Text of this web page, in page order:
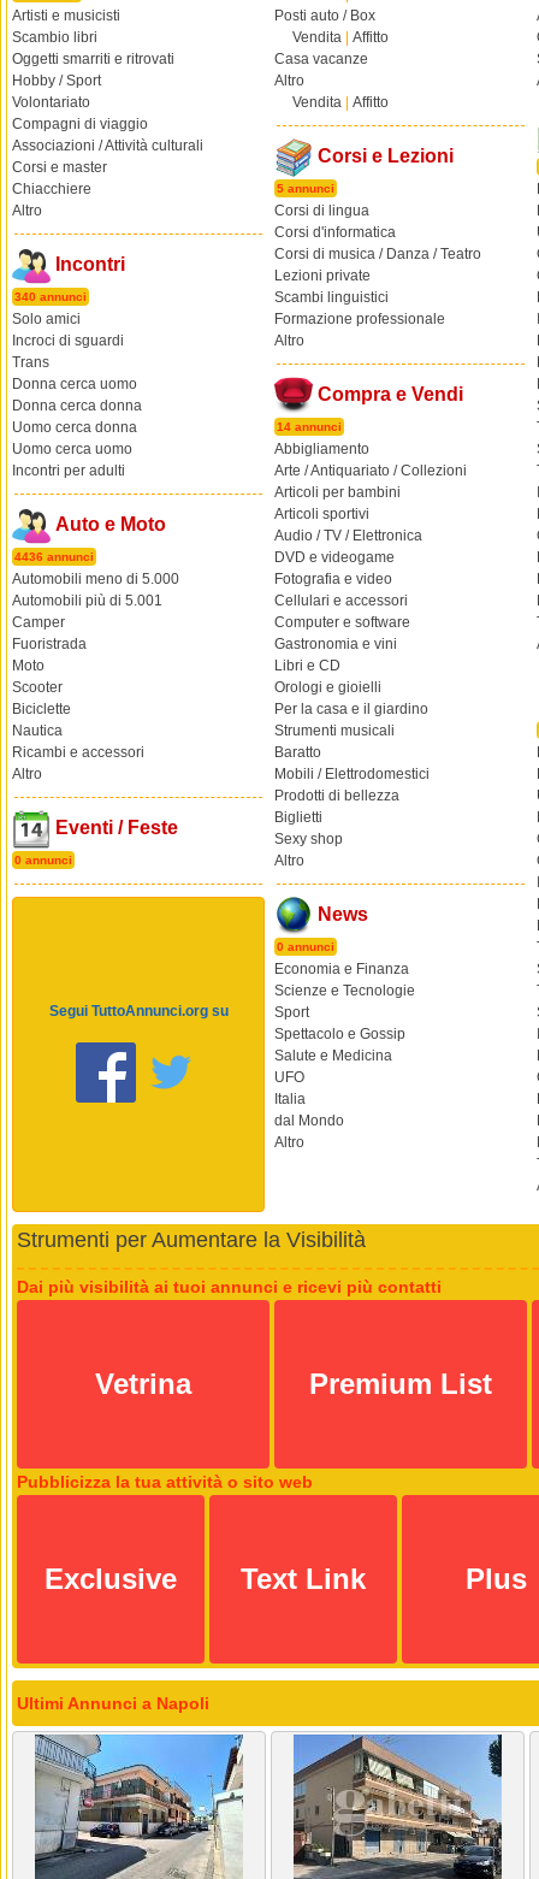
Artisti e musicisti
Scambio libri
Oggetti smarriti e ritrovati
Hobby / Sport
Volontariato
Compagni di viaggio
Associazioni / Attività culturali
Corsi e master
Chiacchiere
Altro
Incontri
340 annunci
Solo amici
Incroci di sguardi
Trans
Donna cerca uomo
Donna cerca donna
Uomo cerca donna
Uomo cerca uomo
Incontri per adulti
Auto e Moto
4436 annunci
Automobili meno di 5.000
Automobili più di 5.001
Camper
Fuoristrada
Moto
Scooter
Biciclette
Nautica
Ricambi e accessori
Altro
Eventi / Feste
0 annunci
Segui TuttoAnnunci.org su
Posti auto / Box
Vendita
Affitto
Casa vacanze
Altro
Vendita
Affitto
Corsi e Lezioni
5 annunci
Corsi di lingua
Corsi d'informatica
Corsi di musica / Danza / Teatro
Lezioni private
Scambi linguistici
Formazione professionale
Altro
Compra e Vendi
14 annunci
Abbigliamento
Arte / Antiquariato / Collezioni
Articoli per bambini
Articoli sportivi
Audio / TV / Elettronica
DVD e videogame
Fotografia e video
Cellulari e accessori
Computer e software
Gastronomia e vini
Libri e CD
Orologi e gioielli
Per la casa e il giardino
Strumenti musicali
Baratto
Mobili / Elettrodomestici
Prodotti di bellezza
Biglietti
Sexy shop
Altro
News
0 annunci
Economia e Finanza
Scienze e Tecnologie
Sport
Spettacolo e Gossip
Salute e Medicina
UFO
Italia
dal Mondo
Altro
Strumenti per Aumentare la Visibilità
Dai più visibilità ai tuoi annunci e ricevi più contatti
Vetrina Premium List
Pubblicizza la tua attività o sito web
Exclusive Text Link Plus
Ultimi Annunci a Napoli